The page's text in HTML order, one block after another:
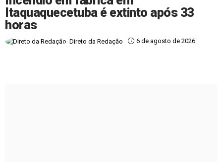
Itaquaquecetuba é extinto após 33
horas
Direto da Redação 6 de agosto de 2026